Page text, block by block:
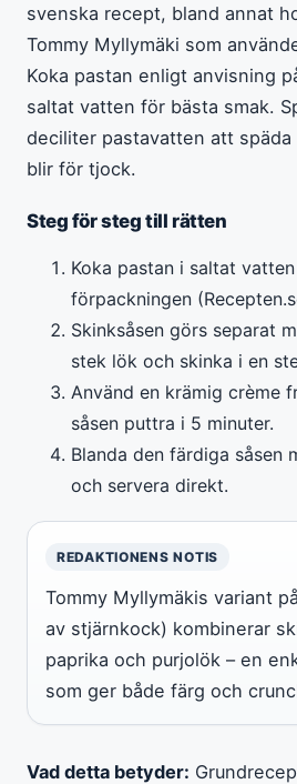
svenska recept, bland annat
Tommy Myllymäki som
Koka pastan enligt anvisning
saltat vatten för bästa smak.
deciliter pastavatten att späda
blir för tjock.
Steg för steg till rätten
Koka pastan i saltat
förpackningen
Skinksåsen görs separat
stek lök och skinka i en
Använd en krämig crème
såsen puttra i 5 minuter.
Blanda den färdiga såsen
och servera direkt.
REDAKTIONENS NOTIS
Tommy Myllymäkis variant
av stjärnkock) kombinerar
paprika och purjolök – en
som ger både färg och
Vad detta betyder: